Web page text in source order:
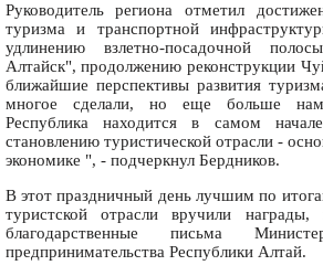
Руководитель региона отметил
туризма и транспортной
удлинению взлетно-посадочной
Алтайск", продолжению реконструкции
ближайшие перспективы развития
многое сделали, но еще больше нам
Республика находится в самом
становлению туристической отрасли -
экономике ", - подчеркнул Бердников.
В этот праздничный день лучшим по
туристской отрасли вручили
благодарственные письма
предпринимательства Республики Алтай.